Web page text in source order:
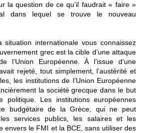
la question de ce qu’il faudrait « faire »
dans lequel se trouve le nouveau
internationale vous connaissez
grec est la cible d’une attaque
l’Union Européenne. À l’issue d’une
rejeté, tout simplement, l’austérité et
les institutions de l’Union Européenne
la société grecque dans le but
politique. Les institutions européennes
budgétaire de la Grèce, qui ne peut
services publics, les salaires et les
envers le FMI et la BCE, sans utiliser des